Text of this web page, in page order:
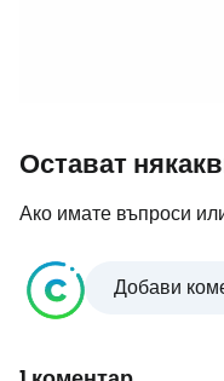
Остават
Ако имате въпроси
Добави